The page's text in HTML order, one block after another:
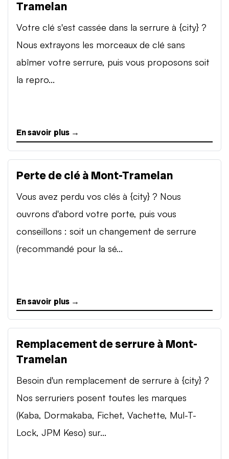
Tramelan
Votre clé s'est cassée dans la serrure à {city} ?
Nous extrayons les morceaux de clé sans
abîmer votre serrure, puis vous proposons soit
la repro...
En savoir plus →
Perte de clé à Mont-Tramelan
Vous avez perdu vos clés à {city} ? Nous
ouvrons d'abord votre porte, puis vous
conseillons : soit un changement de serrure
(recommandé pour la sé...
En savoir plus →
Remplacement de serrure à Mont-
Tramelan
Besoin d'un remplacement de serrure à {city} ?
Nos serruriers posent toutes les marques
(Kaba, Dormakaba, Fichet, Vachette, Mul-T-
Lock, JPM Keso) sur...